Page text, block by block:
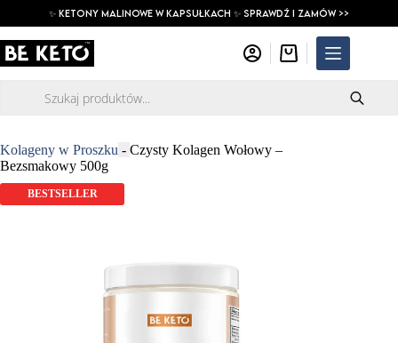
treści
✨ ketony malinowe w kapsułkach ✨ SPRAWDŹ I ZAMÓW >>
Koszyk
produktów
Kolageny w Proszku - Czysty Kolagen Wołowy –
Bezsmakowy 500g
BESTSELLER